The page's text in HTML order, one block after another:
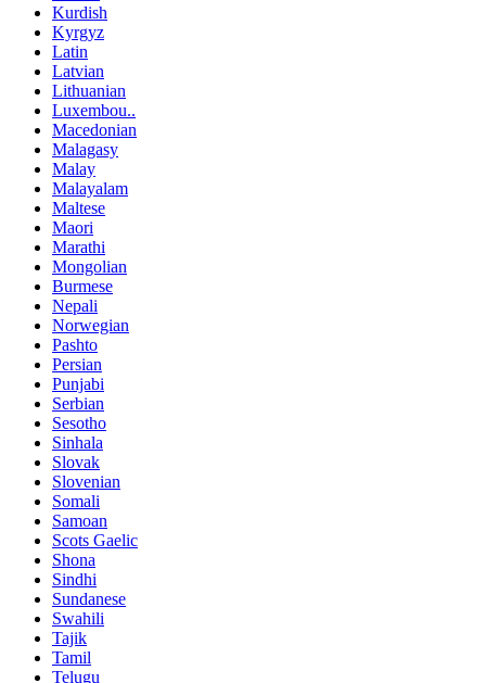
Kurdish
Kyrgyz
Latin
Latvian
Lithuanian
Luxembou..
Macedonian
Malagasy
Malay
Malayalam
Maltese
Maori
Marathi
Mongolian
Burmese
Nepali
Norwegian
Pashto
Persian
Punjabi
Serbian
Sesotho
Sinhala
Slovak
Slovenian
Somali
Samoan
Scots Gaelic
Shona
Sindhi
Sundanese
Swahili
Tajik
Tamil
Telugu